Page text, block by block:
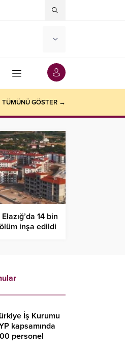
TÜMÜNÜ GÖSTER →
14 bin
inşa edildi
İş Kurumu
kapsamında
personel